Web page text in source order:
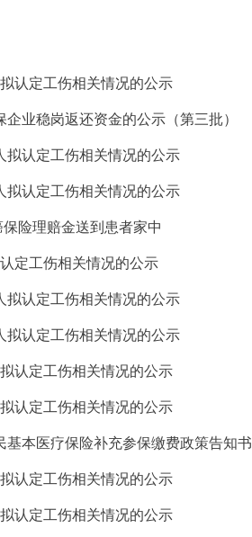
认定工伤相关情况的公示
业稳岗返还资金的公示（第三批）
拟认定工伤相关情况的公示
拟认定工伤相关情况的公示
险理赔金送到患者家中
定工伤相关情况的公示
拟认定工伤相关情况的公示
拟认定工伤相关情况的公示
认定工伤相关情况的公示
认定工伤相关情况的公示
本医疗保险补充参保缴费政策告知书
认定工伤相关情况的公示
认定工伤相关情况的公示